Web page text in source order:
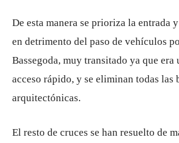
De esta manera se prioriza la entrada
en detrimento del paso de vehículos
Bassegoda, muy transitado ya que
acceso rápido, y se eliminan todas las
arquitectónicas.
El resto de cruces se han resuelto de